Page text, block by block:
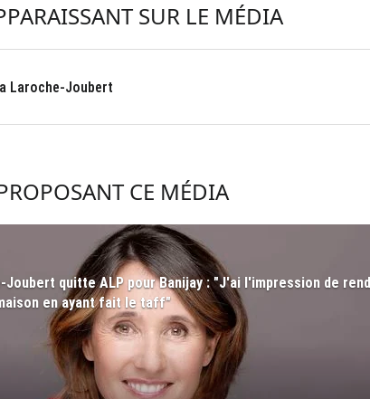
SUR LE MÉDIA
Laroche-Joubert
CE MÉDIA
Joubert quitte ALP pour Banijay : "J'ai l'impression de
en ayant fait le taff"